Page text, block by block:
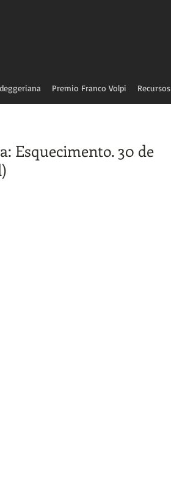
Premio Franco Volpi Recursos
Esquecimento. 30 de